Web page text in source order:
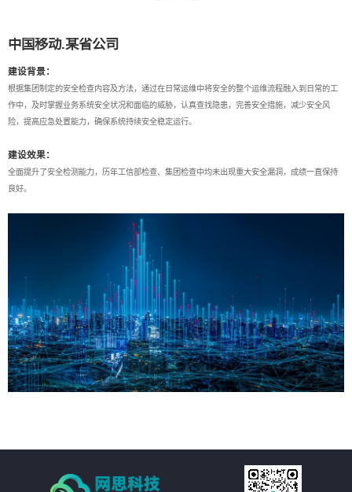
中国移动.某省公司
建设背景：
根据集团制定的安全检查内容及方法，通过在日常运维中将安全的整个运维流程融入到日常的工
作中，及时掌握业务系统安全状况和面临的威胁，认真查找隐患，完善安全措施，减少安全风
险，提高应急处置能力，确保系统持续安全稳定运行。
建设效果：
全面提升了安全检测能力，历年工信部检查、集团检查中均未出现重大安全漏洞，成绩一直保持
良好。